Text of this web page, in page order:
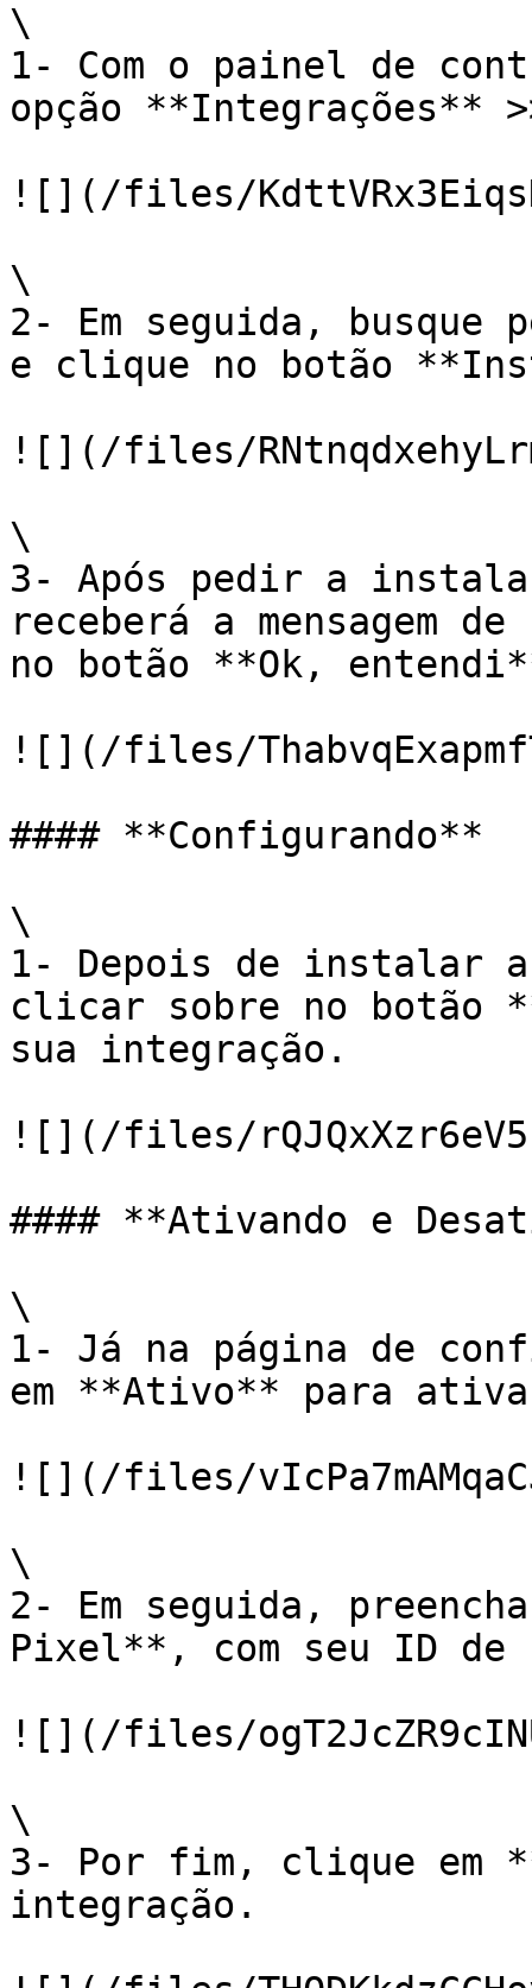
\
1- Com o painel de
opção **Integrações**
![](/files/
\
2- Em seguida, busque
e clique no botão
![](/files/
\
3- Após pedir a
receberá a mensagem
no botão **Ok,
![](/files/
#### **Configurando**
\
1- Depois de instalar
clicar sobre no botão
sua integração.
![](/files/
#### **Ativando e
\
1- Já na página de
em **Ativo** para
![](/files/
\
2- Em seguida,
Pixel**, com seu ID
![](/files/
\
3- Por fim, clique em
integração.